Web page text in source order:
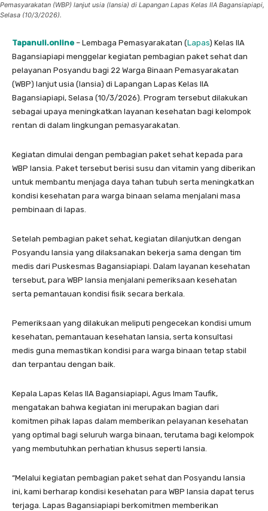
Pemasyarakatan (WBP) lanjut usia (lansia) di Lapangan Lapas Kelas IIA Bagansiapiapi,
Selasa (10/3/2026).
Tapanuli.online – Lembaga Pemasyarakatan (Lapas) Kelas IIA
Bagansiapiapi menggelar kegiatan pembagian paket sehat dan
pelayanan Posyandu bagi 22 Warga Binaan Pemasyarakatan
(WBP) lanjut usia (lansia) di Lapangan Lapas Kelas IIA
Bagansiapiapi, Selasa (10/3/2026). Program tersebut dilakukan
sebagai upaya meningkatkan layanan kesehatan bagi kelompok
rentan di dalam lingkungan pemasyarakatan.
Kegiatan dimulai dengan pembagian paket sehat kepada para
WBP lansia. Paket tersebut berisi susu dan vitamin yang diberikan
untuk membantu menjaga daya tahan tubuh serta meningkatkan
kondisi kesehatan para warga binaan selama menjalani masa
pembinaan di lapas.
Setelah pembagian paket sehat, kegiatan dilanjutkan dengan
Posyandu lansia yang dilaksanakan bekerja sama dengan tim
medis dari Puskesmas Bagansiapiapi. Dalam layanan kesehatan
tersebut, para WBP lansia menjalani pemeriksaan kesehatan
serta pemantauan kondisi fisik secara berkala.
Pemeriksaan yang dilakukan meliputi pengecekan kondisi umum
kesehatan, pemantauan kesehatan lansia, serta konsultasi
medis guna memastikan kondisi para warga binaan tetap stabil
dan terpantau dengan baik.
Kepala Lapas Kelas IIA Bagansiapiapi, Agus Imam Taufik,
mengatakan bahwa kegiatan ini merupakan bagian dari
komitmen pihak lapas dalam memberikan pelayanan kesehatan
yang optimal bagi seluruh warga binaan, terutama bagi kelompok
yang membutuhkan perhatian khusus seperti lansia.
“Melalui kegiatan pembagian paket sehat dan Posyandu lansia
ini, kami berharap kondisi kesehatan para WBP lansia dapat terus
terjaga. Lapas Bagansiapiapi berkomitmen memberikan